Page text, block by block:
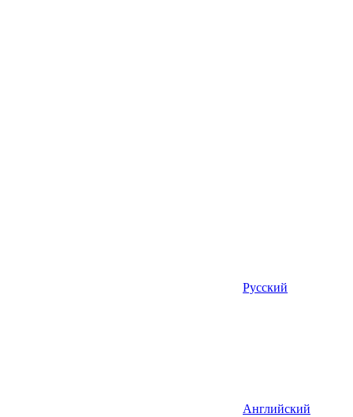
Русский
Английский